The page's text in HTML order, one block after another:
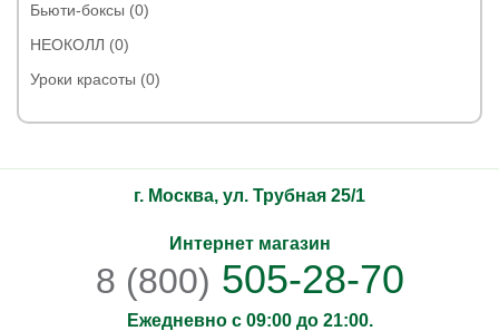
Бьюти-боксы (0)
НЕОКОЛЛ (0)
Уроки красоты (0)
г. Москва, ул. Трубная 25/1
Интернет магазин
8 (800) 505-28-70
Ежедневно с 09:00 до 21:00.